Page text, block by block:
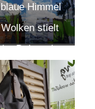
Himmel
stielt
Dekoration
die Schau